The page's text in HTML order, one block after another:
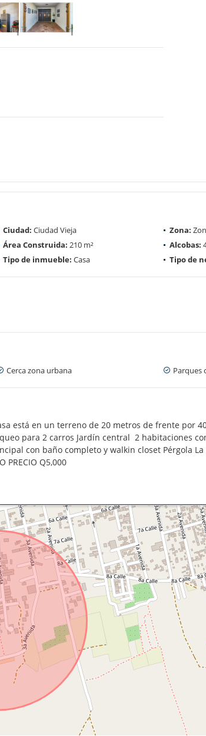
Ciudad: Ciudad Vieja Zona:
Área Construida: 210 m² Alcobas:
Tipo de inmueble: Casa Tipo de
Cerca zona urbana Parques
está en un terreno de 20 metros de frente por
para 2 carros Jardín central 2 habitaciones
con baño completo y walkin closet Pérgola
PRECIO Q5,000